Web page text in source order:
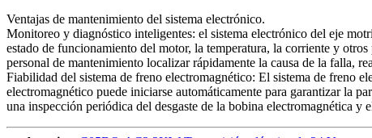
Ventajas de mantenimiento del sistema electrónico.
Monitoreo y diagnóstico inteligentes: el sistema electrónico del eje
estado de funcionamiento del motor, la temperatura, la corriente y
personal de mantenimiento localizar rápidamente la causa de la falla,
Fiabilidad del sistema de freno electromagnético: El sistema de freno
electromagnético puede iniciarse automáticamente para garantizar la
una inspección periódica del desgaste de la bobina electromagnética y